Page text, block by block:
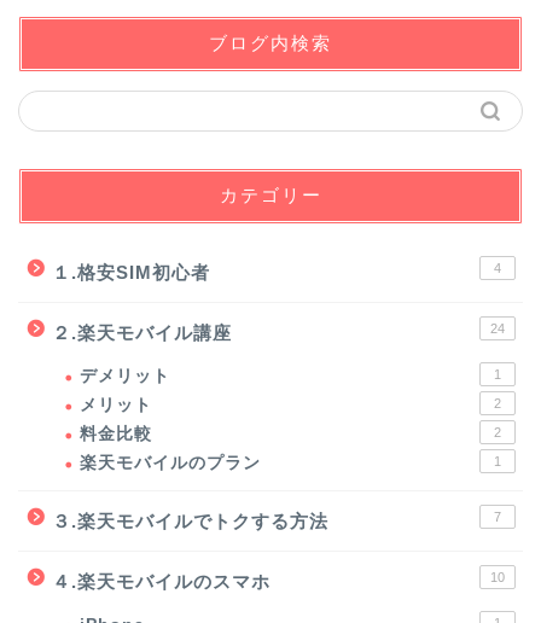
ブログ内検索
カテゴリー
１.格安SIM初心者 4
２.楽天モバイル講座 24
デメリット 1
メリット 2
料金比較 2
楽天モバイルのプラン 1
３.楽天モバイルでトクする方法 7
４.楽天モバイルのスマホ 10